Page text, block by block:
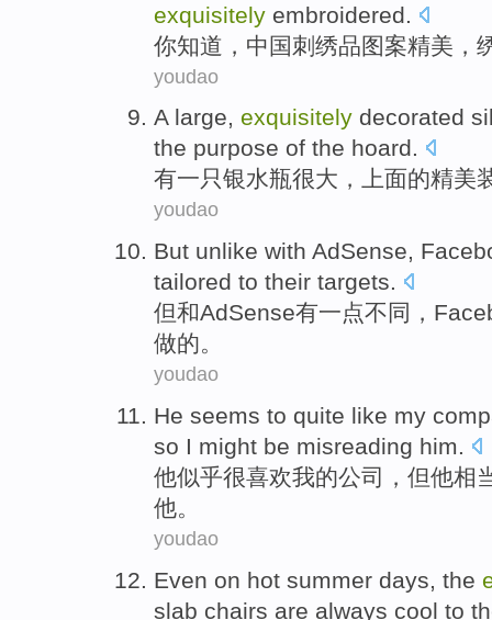
exquisitely embroidered.
你知道 ， 中国刺绣品图案精美 ，
youdao
A large, exquisitely decorated
the purpose of the hoard.
有一只银水瓶很大 ，上面的精美
youdao
But unlike with AdSense,
tailored to their targets.
但和AdSense有一点不同 ，
做的。
youdao
He seems to quite like my
so I might be misreading him.
他似乎很喜欢我的公司 ， 但他相
他。
youdao
Even on hot summer days, the
slab chairs are always cool to